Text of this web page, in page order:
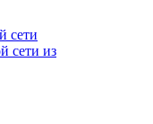
сети
сети из